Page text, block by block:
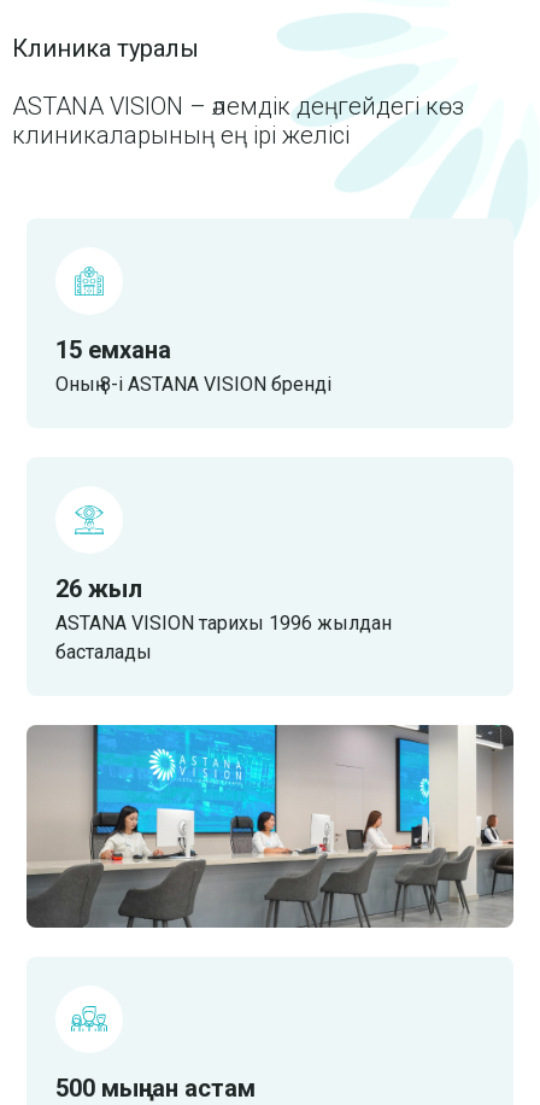
Клиника туралы
ASTANA VISION – әлемдік деңгейдегі көз
клиникаларының ең ірі желісі
15 емхана
Оның 8-і ASTANA VISION бренді
26 жыл
ASTANA VISION тарихы 1996 жылдан
басталады
500 мыңнан астам